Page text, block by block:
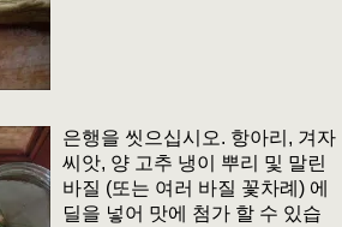
은행을 씻으십시오. 항아리, 겨자
씨앗, 양 고추 냉이 뿌리 및 말린
바질 (또는 여러 바질 꽃차례) 에
딜을 넣어 맛에 첨가 할 수 있습